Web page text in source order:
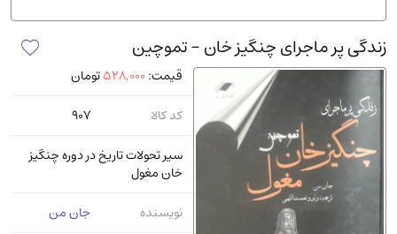
پزشکی(140)
کامپیوتر و نرم افزار (13)
ورزشی و تربیت بدنی(34)
آشپزی و خوراکی
سرگرمی و بازی(7)
سیاسی(116)
رمان و داستان خارجی(489)
(47)
زندگی پر ماجرای چنگیز خان - تموچین
قیمت: 528,000تومان
کد کالا
907
سیر تحولات تاریخ در دوره چنگیز
خان مغول
نویسنده
جان من